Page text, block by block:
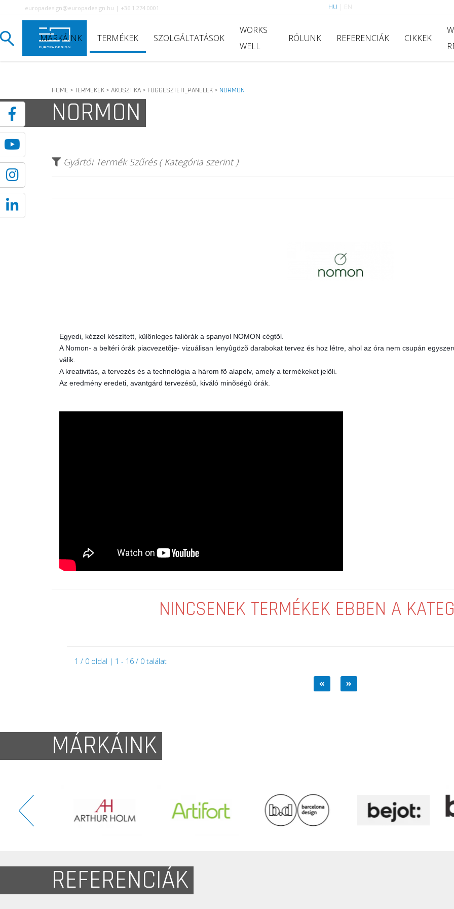
europadesign@europadesign.hu | +36 1 274 0001 HU EN
MÁRKÁINK TERMÉKEK SZOLGÁLTATÁSOK
WORKS
WELL
RÓLUNK REFERENCIÁK CIKKEK
HOME > TERMEKEK > AKUSZTIKA > FUGGESZTETT_PANELEK > NORMON
NORMON
Gyártói Termék Szűrés ( Kategória szerint )
Egyedi, kézzel készített, különleges faliórák a spanyol NOMON cégtõl.
A Nomon- a beltéri órák piacvezetõje- vizuálisan lenyûgözõ darabokat tervez és hoz létre, ahol az óra nem csupán
válik.
A kreativitás, a tervezés és a technológia a három fõ alapelv, amely a termékeket jelöli.
Az eredmény eredeti, avantgárd tervezésû, kiváló minõségû órák.
NINCSENEK TERMÉKEK EBBEN A
1 / 0 oldal | 1 - 16 / 0 találat
MÁRKÁINK
REFERENCIÁK